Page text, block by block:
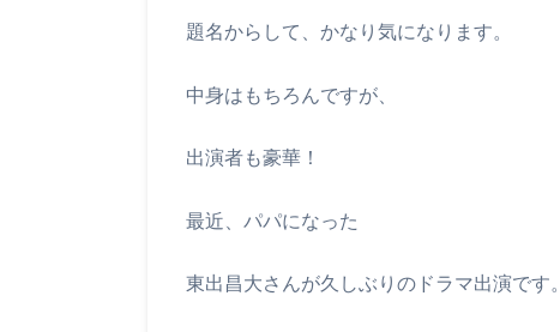
題名からして、かなり気になります。
中身はもちろんですが、
出演者も豪華！
最近、パパになった
東出昌大さんが久しぶりのドラマ出演です。